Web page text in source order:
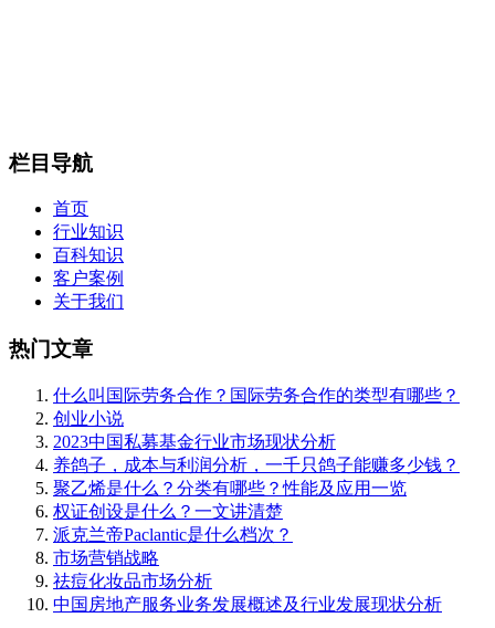
栏目导航
首页
行业知识
百科知识
客户案例
关于我们
热门文章
什么叫国际劳务合作？国际劳务合作的类型有哪些？
创业小说
2023中国私募基金行业市场现状分析
养鸽子，成本与利润分析，一千只鸽子能赚多少钱？
聚乙烯是什么？分类有哪些？性能及应用一览
权证创设是什么？一文讲清楚
派克兰帝Paclantic是什么档次？
市场营销战略
祛痘化妆品市场分析
中国房地产服务业务发展概述及行业发展现状分析